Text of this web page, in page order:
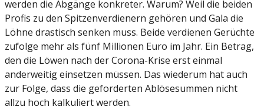
werden die Abgänge konkreter. Warum? Weil die beiden
Profis zu den Spitzenverdienern gehören und Gala die
Löhne drastisch senken muss. Beide verdienen Gerüchte
zufolge mehr als fünf Millionen Euro im Jahr. Ein Betrag,
den die Löwen nach der Corona-Krise erst einmal
anderweitig einsetzen müssen. Das wiederum hat auch
zur Folge, dass die geforderten Ablösesummen nicht
allzu hoch kalkuliert werden.